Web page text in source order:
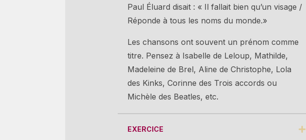
Paul Éluard disait : « Il fallait bien qu’un visage /
Réponde à tous les noms du monde.»
Les chansons ont souvent un prénom comme
titre. Pensez à Isabelle de Leloup, Mathilde,
Madeleine de Brel, Aline de Christophe, Lola
des Kinks, Corinne des Trois accords ou
Michèle des Beatles, etc.
EXERCICE